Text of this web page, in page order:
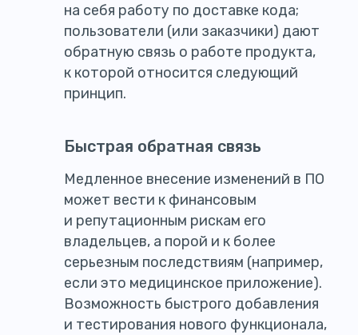
на себя работу по доставке кода;
пользователи (или заказчики) дают
обратную связь о работе продукта,
к которой относится следующий
принцип.
Быстрая обратная связь
Медленное внесение изменений в ПО
может вести к финансовым
и репутационным рискам его
владельцев, а порой и к более
серьезным последствиям (например,
если это медицинское приложение).
Возможность быстрого добавления
и тестирования нового функционала,